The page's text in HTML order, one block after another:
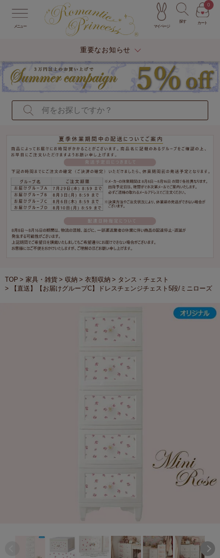
メニュー マイページ
探す カート
0
重要なお知らせ
TOP 家具・雑貨 収納 衣類収納
タンス・チェスト
【直送】【お届けグループC】ドレスチェンジチェスト5段/ミニローズ